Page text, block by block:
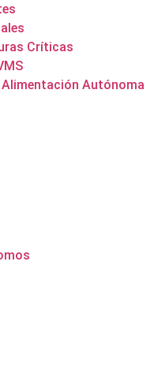
Críticas
Autónoma